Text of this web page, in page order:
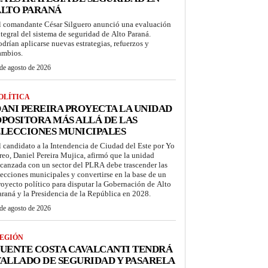
PARANÁ
comandante César Silguero anunció una evaluación
del sistema de seguridad de Alto Paraná.
aplicarse nuevas estrategias, refuerzos y
agosto de 2026
PEREIRA PROYECTA LA UNIDAD
MÁS ALLÁ DE LAS
MUNICIPALES
candidato a la Intendencia de Ciudad del Este por Yo
Daniel Pereira Mujica, afirmó que la unidad
con un sector del PLRA debe trascender las
municipales y convertirse en la base de un
político para disputar la Gobernación de Alto
y la Presidencia de la República en 2028.
agosto de 2026
COSTA CAVALCANTI TENDRÁ
DE SEGURIDAD Y PASARELA